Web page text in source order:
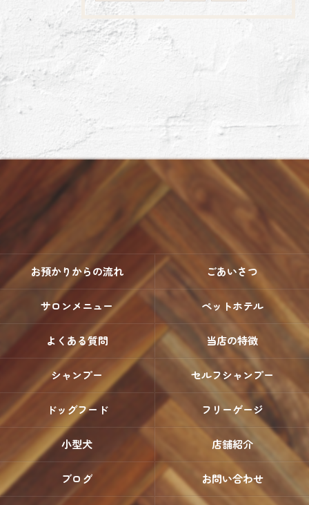
お預かりからの流れ ごあいさつ
サロンメニュー ペットホテル
よくある質問 当店の特徴
シャンプー セルフシャンプー
ドッグフード フリーゲージ
小型犬 店舗紹介
ブログ お問い合わせ